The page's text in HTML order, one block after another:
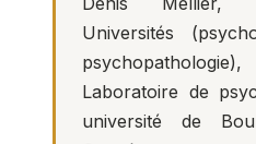
Universités
Laboratoire de
université de